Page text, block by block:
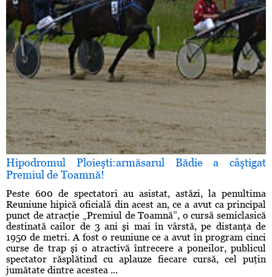
Hipodromul Ploieşti:armăsarul Bădie a câştigat
Premiul de Toamnă!
Peste 600 de spectatori au asistat, astăzi, la penultima
Reuniune hipică oficială din acest an, ce a avut ca principal
punct de atracţie „Premiul de Toamnă”, o cursă semiclasică
destinată cailor de 3 ani şi mai în vârstă, pe distanţa de
1950 de metri. A fost o reuniune ce a avut în program cinci
curse de trap şi o atractivă întrecere a poneilor, publicul
spectator răsplătind cu aplauze fiecare cursă, cel puţin
jumătate dintre acestea ...